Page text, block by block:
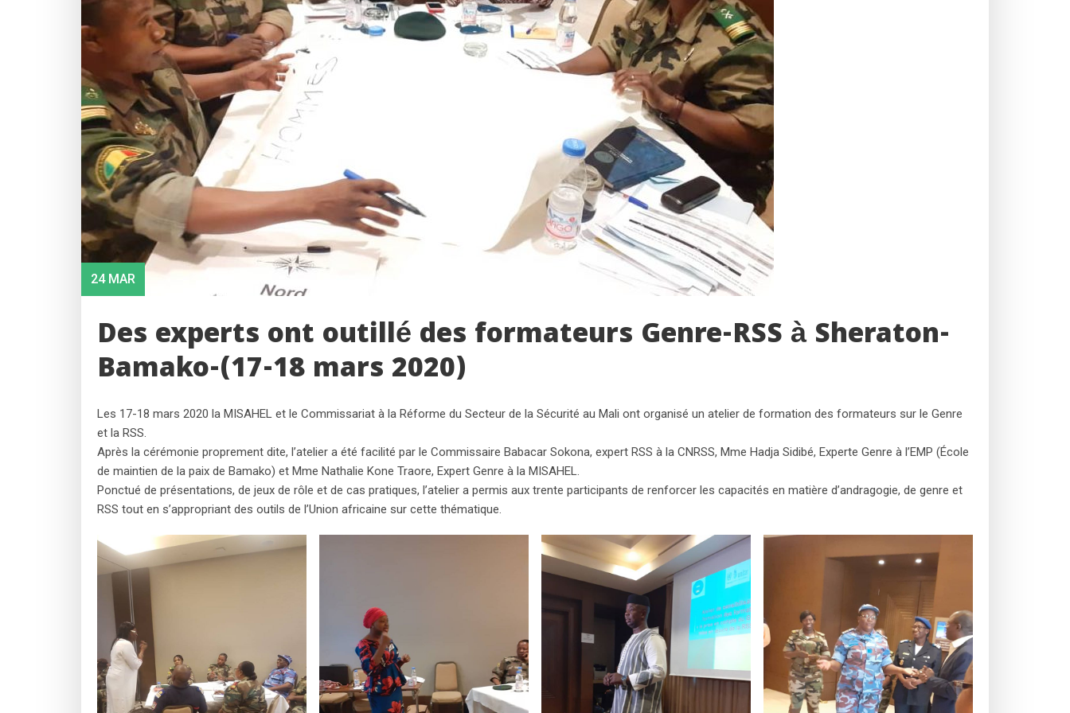
24 MAR
Des experts ont outillé des formateurs Genre-RSS à Sheraton-
Bamako-(17-18 mars 2020)
Les 17-18 mars 2020 la MISAHEL et le Commissariat à la Réforme du Secteur de la Sécurité au Mali ont organisé un atelier de formation des formateurs sur le Genre
et la RSS.
Après la cérémonie proprement dite, l’atelier a été facilité par le Commissaire Babacar Sokona, expert RSS à la CNRSS, Mme Hadja Sidibé, Experte Genre à l’EMP (École
de maintien de la paix de Bamako) et Mme Nathalie Kone Traore, Expert Genre à la MISAHEL.
Ponctué de présentations, de jeux de rôle et de cas pratiques, l’atelier a permis aux trente participants de renforcer les capacités en matière d’andragogie, de genre et
RSS tout en s’appropriant des outils de l’Union africaine sur cette thématique.